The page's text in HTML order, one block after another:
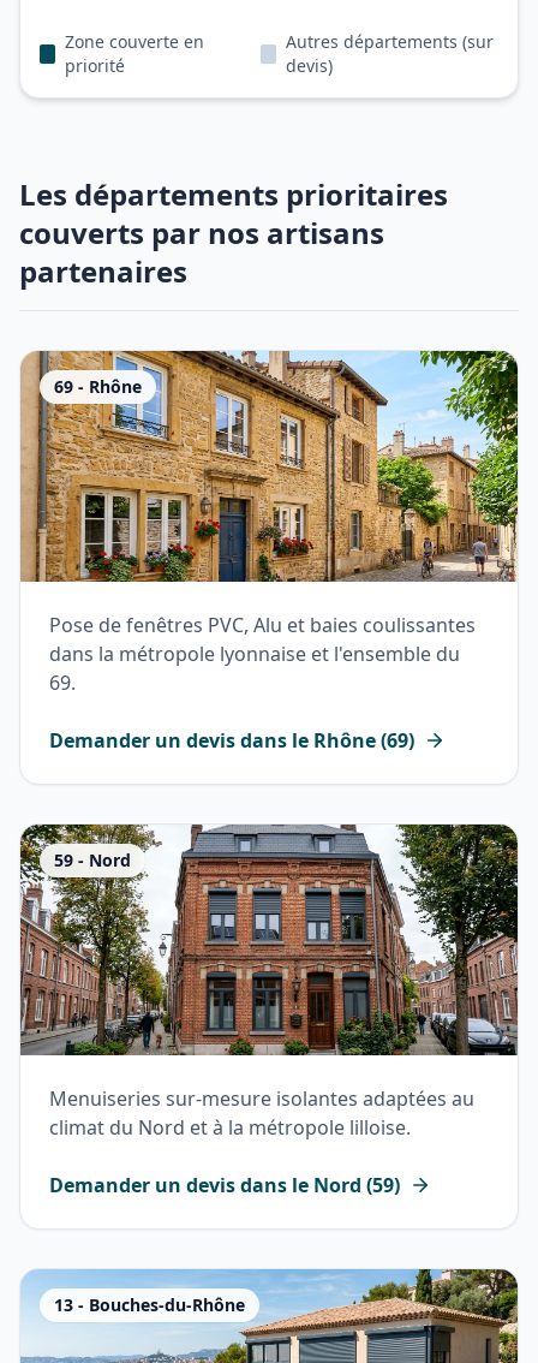
Zone couverte en
priorité
Autres départements (sur
devis)
Les départements prioritaires
couverts par nos artisans
partenaires
69 - Rhône
Pose de fenêtres PVC, Alu et baies coulissantes
dans la métropole lyonnaise et l'ensemble du
69.
Demander un devis dans le Rhône(69)
59 - Nord
Menuiseries sur-mesure isolantes adaptées au
climat du Nord et à la métropole lilloise.
Demander un devis dans le Nord (59)
13 - Bouches-du-Rhône